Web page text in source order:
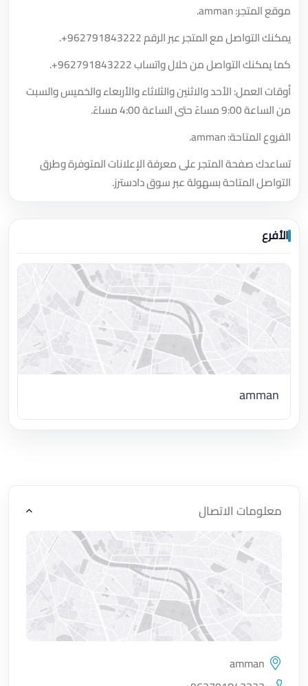
موقع المتجر: amman.
يمكنك التواصل مع المتجر عبر الرقم+962791843222
.
كما يمكنك التواصل من خلال واتساب+962791843222
.
أوقات العمل: الأحد والاثنين والثلاثاء والأربعاء والخميس والسبت
من الساعة 9:00 مساءً حتى الساعة 4:00 مساءً.
الفروع المتاحة: amman.
تساعدك صفحة المتجر على معرفة الإعلانات المتوفرة وطرق
التواصل المتاحة بسهولة عبر سوق دادسترز.
الأفرع
amman
معلومات الاتصال
amman